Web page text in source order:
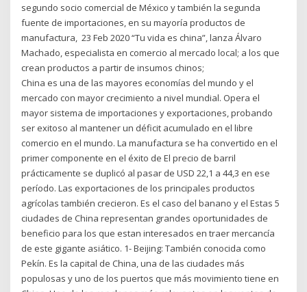
segundo socio comercial de México y también la segunda
fuente de importaciones, en su mayoría productos de
manufactura, 23 Feb 2020 “Tu vida es china”, lanza Álvaro
Machado, especialista en comercio al mercado local; a los que
crean productos a partir de insumos chinos;
China es una de las mayores economías del mundo y el
mercado con mayor crecimiento a nivel mundial. Opera el
mayor sistema de importaciones y exportaciones, probando
ser exitoso al mantener un déficit acumulado en el libre
comercio en el mundo. La manufactura se ha convertido en el
primer componente en el éxito de El precio de barril
prácticamente se duplicó al pasar de USD 22,1 a 44,3 en ese
período. Las exportaciones de los principales productos
agrícolas también crecieron. Es el caso del banano y el Estas 5
ciudades de China representan grandes oportunidades de
beneficio para los que estan interesados en traer mercancía
de este gigante asiático. 1- Beijing: También conocida como
Pekín. Es la capital de China, una de las ciudades más
populosas y uno de los puertos que más movimiento tiene en